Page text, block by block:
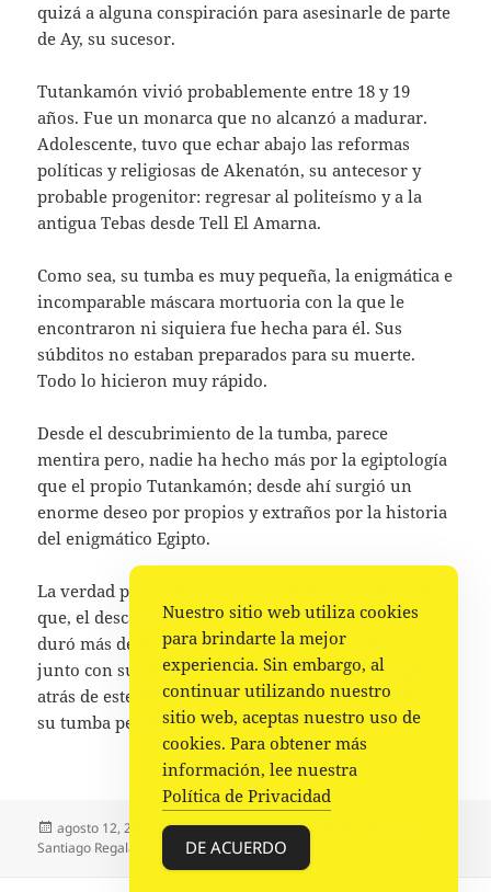
quizá a alguna conspiración para asesinarle de parte
de Ay, su sucesor.
Tutankamón vivió probablemente entre 18 y 19
años. Fue un monarca que no alcanzó a madurar.
Adolescente, tuvo que echar abajo las reformas
políticas y religiosas de Akenatón, su antecesor y
probable progenitor: regresar al politeísmo y a la
antigua Tebas desde Tell El Amarna.
Como sea, su tumba es muy pequeña, la enigmática e
incomparable máscara mortuoria con la que le
encontraron ni siquiera fue hecha para él. Sus
súbditos no estaban preparados para su muerte.
Todo lo hicieron muy rápido.
Desde el descubrimiento de la tumba, parece
mentira pero, nadie ha hecho más por la egiptología
que el propio Tutankamón; desde ahí surgió un
enorme deseo por propios y extraños por la historia
del enigmático Egipto.
La verdad por sobre muchas cuestiones estriba en
que, el descanso eterno que el Rey Tut deseaba le
duró más de tres mil años; desde que fue enterrado
junto con sus tesoros, hasta exactamente un siglo
atrás de este 2022, cuando Howard Carter encontró
su tumba perdida y sellada en el Valle de los Reyes
Publicado
el
agosto 12, 2022 Autor
Octavio Santiago Regalado
Santiago Regalado
Nuestro sitio web utiliza cookies
para brindarte la mejor
experiencia. Sin embargo, al
continuar utilizando nuestro
sitio web, aceptas nuestro uso de
cookies. Para obtener más
información, lee nuestra
Política de Privacidad
DE ACUERDO